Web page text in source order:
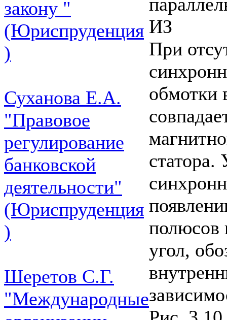
закону "
(Юриспруденция
)
Суханова Е.А.
"Правовое
регулирование
банковской
деятельности"
(Юриспруденция
)
Шеретов С.Г.
"Международные
ИЗ
При
обмотки
статора.
полюсов
угол,